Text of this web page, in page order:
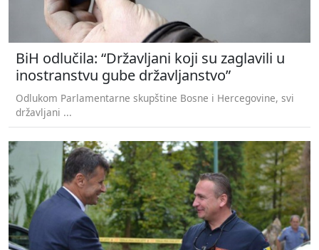
BiH odlučila: “Državljani koji su zaglavili u
inostranstvu gube državljanstvo”
Odlukom Parlamentarne skupštine Bosne i Hercegovine, svi
državljani ...